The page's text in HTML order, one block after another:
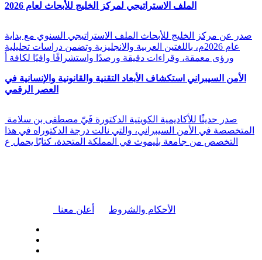
الملف الاستراتيجي لمركز الخليج للأبحاث لعام 2026
صدر عن مركز الخليج للأبحاث الملف الاستراتيجي السنوي مع بداية
عام 2026م، باللغتين العربية والانجليزية وتضمن دراسات تحليلية
ورؤى معمقة، وقراءات دقيقة ورصدًا واستشرافًا وافيًا لكافة أ
الأمن السيبراني استكشاف الأبعاد التقنية والقانونية والإنسانية في
العصر الرقمي
المتخصصة في الأمن السيبراني، والتي نالت درجة الدكتوراه في هذا
التخصص من جامعة بليموث في المملكة المتحدة، كتابًا يحمل ع
أعلن معنا الأحكام والشروط